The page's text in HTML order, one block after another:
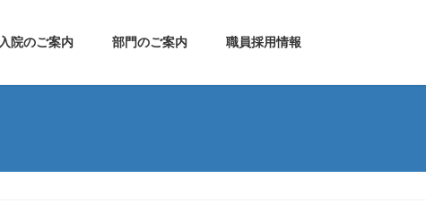
入院のご案内 部門のご案内 職員採用情報